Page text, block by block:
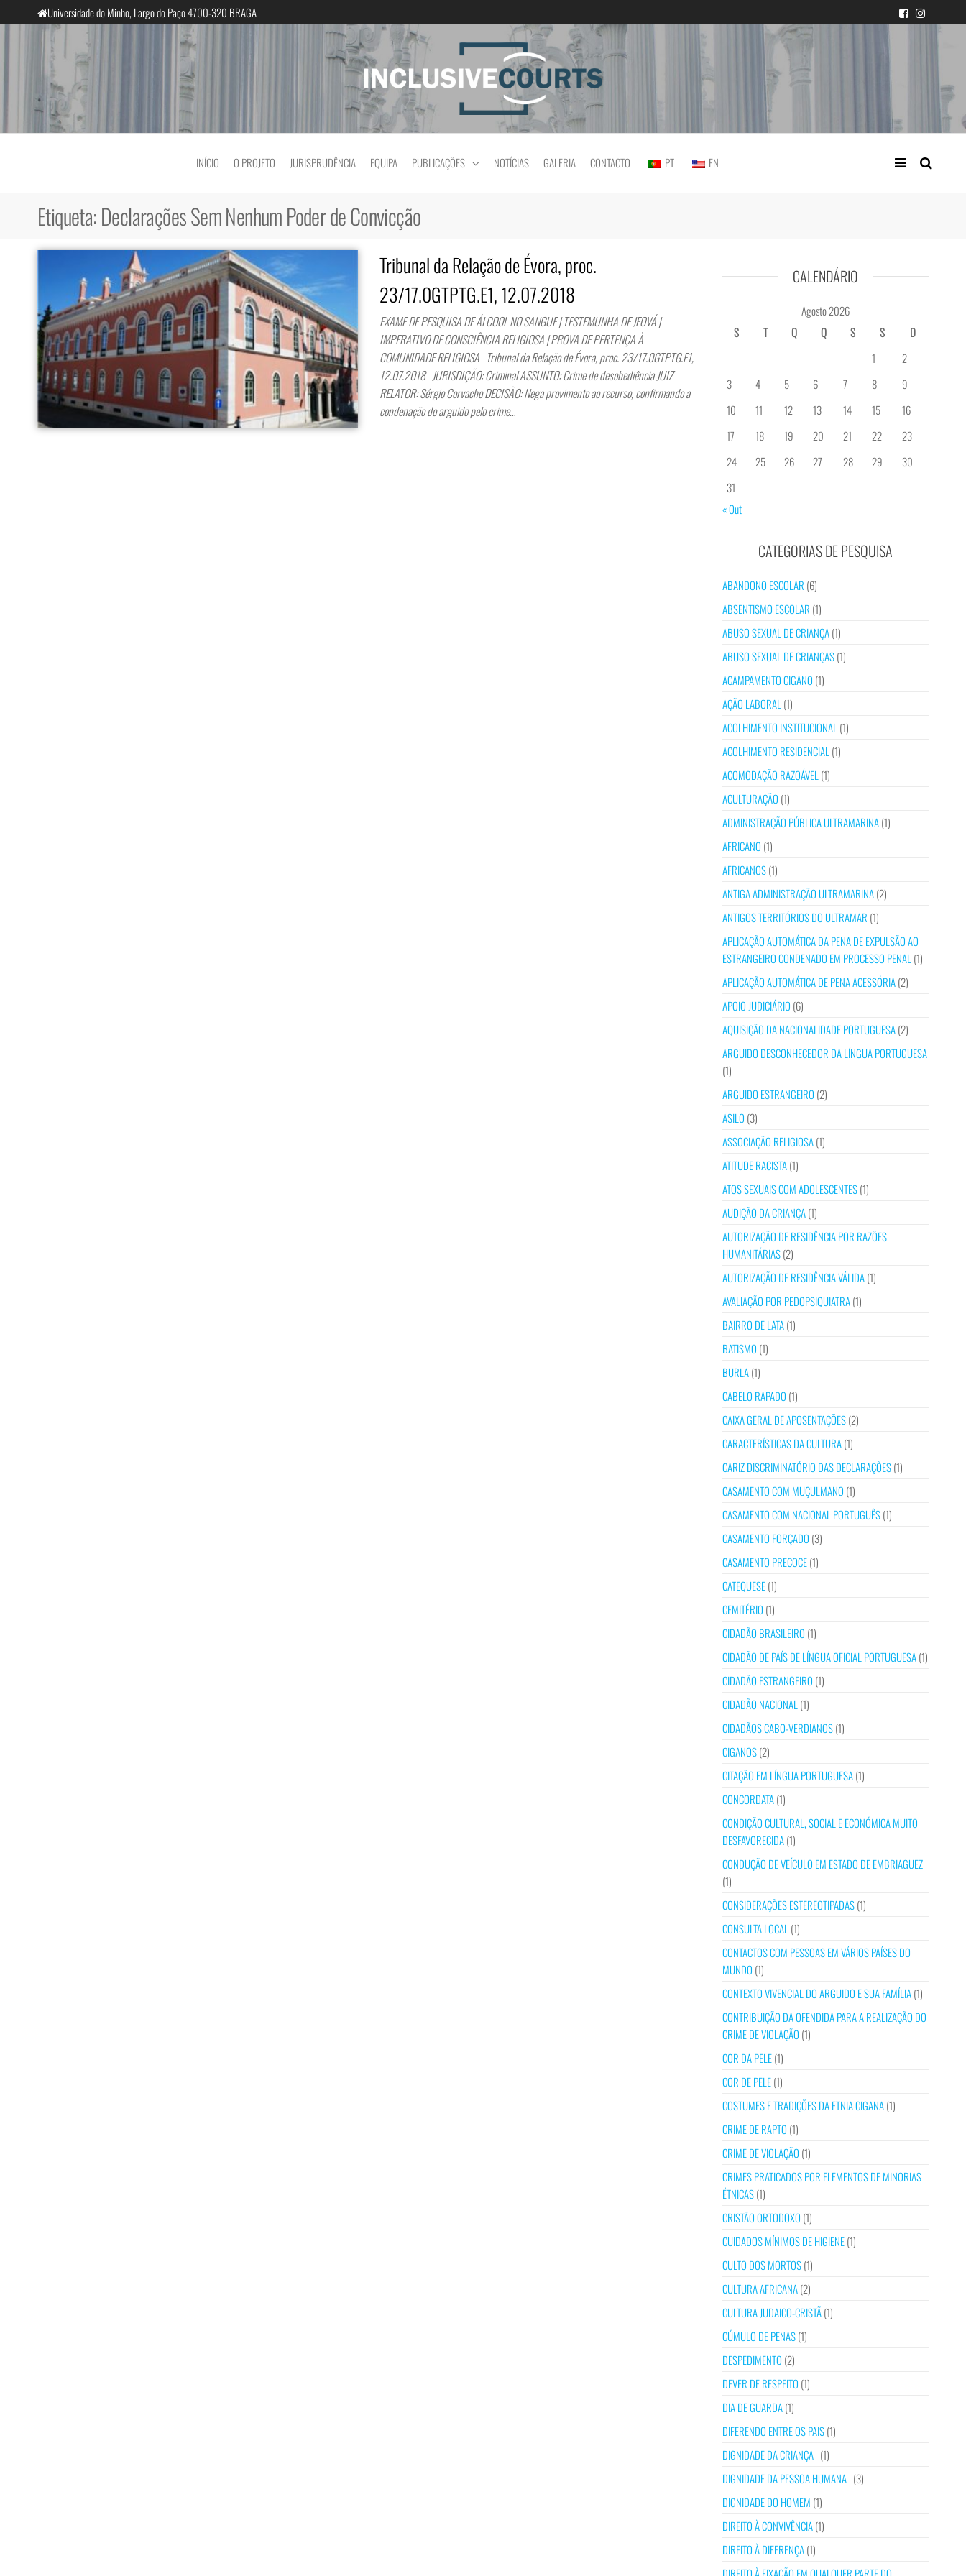
para
Universidade do Minho, Largo do Paço 4700-320 BRAGA
InclusiveCourts Igualdade e diferença cultural na prática judicial portuguesa
INÍCIO O PROJETO JURISPRUDÊNCIA EQUIPA PUBLICAÇÕES NOTÍCIAS GALERIA CONTACTO PT EN
Etiqueta:Declarações Sem Nenhum Poder de Convicção
Tribunal da Relação de Évora, proc.
23/17.0GTPTG.E1, 12.07.2018
EXAME DE PESQUISA DE ÁLCOOL NO SANGUE | TESTEMUNHA DE JEOVÁ |
IMPERATIVO DE CONSCIÊNCIA RELIGIOSA | PROVA DE PERTENÇA À
COMUNIDADE RELIGIOSA Tribunal da Relação de Évora, proc. 23/17.0GTPTG.E1,
12.07.2018 JURISDIÇÃO: Criminal ASSUNTO: Crime de desobediência JUIZ
RELATOR: Sérgio Corvacho DECISÃO: Nega provimento ao recurso, confirmando a
condenação do arguido pelo crime…
CALENDÁRIO
Agosto 2026
S
T Q Q S S
D
1
2
3
4 5 6 7 8
9
10
11 12 13 14 15
16
17
18 19 20 21 22
23
24
25 26 27 28 29
30
31
« Out
CATEGORIAS DE PESQUISA
ABANDONO ESCOLAR (6)
ABSENTISMO ESCOLAR (1)
ABUSO SEXUAL DE CRIANÇA(1)
ABUSO SEXUAL DE CRIANÇAS(1)
ACAMPAMENTO CIGANO (1)
AÇÃO LABORAL (1)
ACOLHIMENTO INSTITUCIONAL (1)
ACOLHIMENTO RESIDENCIAL (1)
ACOMODAÇÃO RAZOÁVEL (1)
ACULTURAÇÃO (1)
ADMINISTRAÇÃO PÚBLICA ULTRAMARINA(1)
AFRICANO (1)
AFRICANOS(1)
ANTIGA ADMINISTRAÇÃO ULTRAMARINA(2)
ANTIGOS TERRITÓRIOS DO ULTRAMAR (1)
APLICAÇÃO AUTOMÁTICA DA PENA DE EXPULSÃO AO
ESTRANGEIRO CONDENADO EM PROCESSO PENAL (1)
APLICAÇÃO AUTOMÁTICA DE PENA ACESSÓRIA(2)
APOIO JUDICIÁRIO (6)
AQUISIÇÃO DA NACIONALIDADE PORTUGUESA(2)
ARGUIDO DESCONHECEDOR DA LÍNGUA PORTUGUESA
(1)
ARGUIDO ESTRANGEIRO (2)
ASILO (3)
ASSOCIAÇÃO RELIGIOSA(1)
ATITUDE RACISTA(1)
ATOS SEXUAIS COM ADOLESCENTES(1)
AUDIÇÃO DA CRIANÇA(1)
AUTORIZAÇÃO DE RESIDÊNCIA POR RAZÕES
HUMANITÁRIAS(2)
AUTORIZAÇÃO DE RESIDÊNCIA VÁLIDA(1)
AVALIAÇÃO POR PEDOPSIQUIATRA(1)
BAIRRO DE LATA(1)
BATISMO (1)
BURLA(1)
CABELO RAPADO (1)
CAIXA GERAL DE APOSENTAÇÕES(2)
CARACTERÍSTICAS DA CULTURA(1)
CARIZ DISCRIMINATÓRIO DAS DECLARAÇÕES(1)
CASAMENTO COM MUÇULMANO (1)
CASAMENTO COM NACIONAL PORTUGUÊS(1)
CASAMENTO FORÇADO (3)
CASAMENTO PRECOCE(1)
CATEQUESE(1)
CEMITÉRIO (1)
CIDADÃO BRASILEIRO (1)
CIDADÃO DE PAÍS DE LÍNGUA OFICIAL PORTUGUESA(1)
CIDADÃO ESTRANGEIRO (1)
CIDADÃO NACIONAL (1)
CIDADÃOS CABO-VERDIANOS(1)
CIGANOS(2)
CITAÇÃO EM LÍNGUA PORTUGUESA(1)
CONCORDATA(1)
CONDIÇÃO CULTURAL, SOCIAL E ECONÓMICA MUITO
DESFAVORECIDA(1)
CONDUÇÃO DE VEÍCULO EM ESTADO DE EMBRIAGUEZ
(1)
CONSIDERAÇÕES ESTEREOTIPADAS(1)
CONSULTA LOCAL (1)
CONTACTOS COM PESSOAS EM VÁRIOS PAÍSES DO
MUNDO (1)
CONTEXTO VIVENCIAL DO ARGUIDO E SUA FAMÍLIA(1)
CONTRIBUIÇÃO DA OFENDIDA PARA A REALIZAÇÃO DO
CRIME DE VIOLAÇÃO (1)
COR DA PELE(1)
COR DE PELE(1)
COSTUMES E TRADIÇÕES DA ETNIA CIGANA(1)
CRIME DE RAPTO (1)
CRIME DE VIOLAÇÃO (1)
CRIMES PRATICADOS POR ELEMENTOS DE MINORIAS
ÉTNICAS(1)
CRISTÃO ORTODOXO (1)
CUIDADOS MÍNIMOS DE HIGIENE(1)
CULTO DOS MORTOS(1)
CULTURA AFRICANA(2)
CULTURA JUDAICO-CRISTÃ(1)
CÚMULO DE PENAS(1)
DESPEDIMENTO (2)
DEVER DE RESPEITO (1)
DIA DE GUARDA(1)
DIFERENDO ENTRE OS PAIS(1)
DIGNIDADE DA CRIANÇA (1)
DIGNIDADE DA PESSOA HUMANA (3)
DIGNIDADE DO HOMEM (1)
DIREITO À CONVIVÊNCIA(1)
DIREITO À DIFERENÇA(1)